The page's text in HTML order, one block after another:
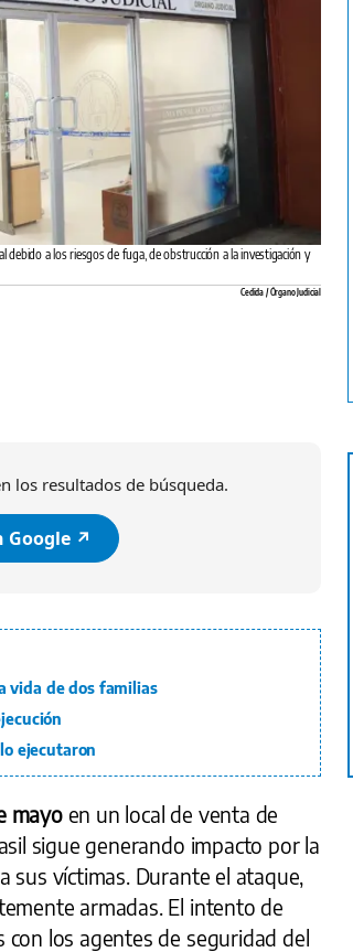
debido a los riesgos de fuga, de obstrucción a la investigación y
Cedida / Órgano Judicial
los resultados de búsqueda.
Google ↗️
vida de dos familias
ejecutaron
mayoen un local de venta de
sigue generando impacto por la
sus víctimas. Durante el ataque,
armadas. El intento de
los agentes de seguridad del